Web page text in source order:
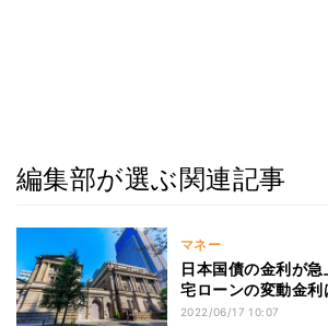
編集部が選ぶ関連記事
マネー
日本国債の金利が
宅ローンの変動金利
2022/06/17 10:07